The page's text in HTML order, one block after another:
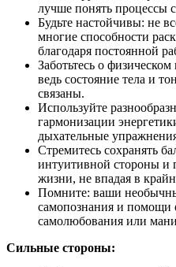
лучше понять процессы
Будьте настойчивы: не
многие способности
благодаря постоянной
Заботьтесь о
ведь состояние тела и
связаны.
Используйте
гармонизации
дыхательные
Стремитесь сохранять
интуитивной стороны и
жизни, не впадая в
Помните: ваши
самопознания и
самолюбования или
Сильные стороны: